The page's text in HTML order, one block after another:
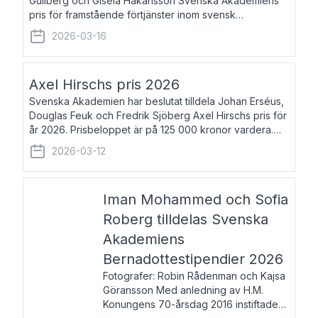
pris för framstående förtjänster inom svensk
språkforskning och språkvård till minne av Carl Gabriel
och Karin Forsberg för år 2026. Prissumma
2026-03-16
Axel Hirschs pris 2026
Svenska Akademien har beslutat tilldela Johan Erséus,
Douglas Feuk och Fredrik Sjöberg Axel Hirschs pris för
år 2026. Prisbeloppet är på 125 000 kronor vardera.
Johan Erséus, född 1959, är fackboksförfattare och
journalist med mångårigt för
2026-03-12
Iman Mohammed och Sofia
Roberg tilldelas Svenska
Akademiens
Bernadottestipendier 2026
Fotografer: Robin Rådenman och Kajsa
Göransson Med anledning av H.M.
Konungens 70-årsdag 2016 instiftade